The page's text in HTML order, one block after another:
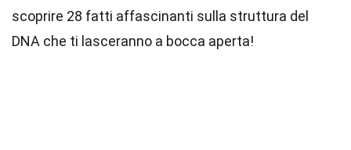
scoprire 28 fatti affascinanti sulla struttura del
DNA che ti lasceranno a bocca aperta!